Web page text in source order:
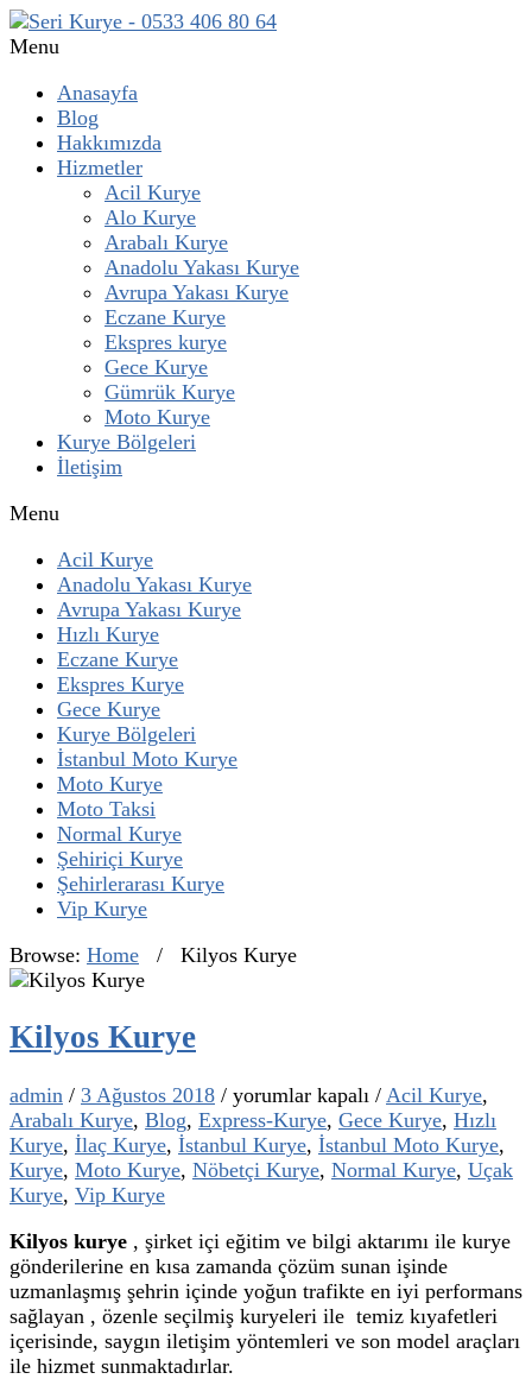
Menu
Anasayfa
Blog
Hakkımızda
Hizmetler
Acil Kurye
Alo Kurye
Arabalı Kurye
Anadolu Yakası Kurye
Avrupa Yakası Kurye
Eczane Kurye
Ekspres kurye
Gece Kurye
Gümrük Kurye
Moto Kurye
Kurye Bölgeleri
İletişim
Menu
Acil Kurye
Anadolu Yakası Kurye
Avrupa Yakası Kurye
Hızlı Kurye
Eczane Kurye
Ekspres Kurye
Gece Kurye
Kurye Bölgeleri
İstanbul Moto Kurye
Moto Kurye
Moto Taksi
Normal Kurye
Şehiriçi Kurye
Şehirlerarası Kurye
Vip Kurye
Browse: Home / Kilyos Kurye
Kilyos Kurye
admin / 3 Ağustos 2018 / Kilyos
Kurye
için
yorumlar kapalı / Acil Kurye,
Arabalı Kurye, Blog, Express-Kurye, Gece Kurye, Hızlı
Kurye, İlaç Kurye, İstanbul Kurye, İstanbul Moto Kurye,
Kurye, Moto Kurye, Nöbetçi Kurye, Normal Kurye, Uçak
Kurye, Vip Kurye
Kilyos kurye , şirket içi eğitim ve bilgi aktarımı ile kurye
gönderilerine en kısa zamanda çözüm sunan işinde
uzmanlaşmış şehrin içinde yoğun trafikte en iyi performans
sağlayan , özenle seçilmiş kuryeleri ile temiz kıyafetleri
içerisinde, saygın iletişim yöntemleri ve son model araçları
ile hizmet sunmaktadırlar.